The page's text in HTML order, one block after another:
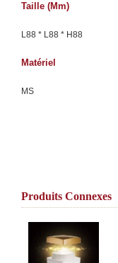
Taille (mm)
L88 * L88 * H88
Matériel
MS
Produits Connexes